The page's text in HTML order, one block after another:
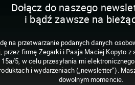
Dołącz do naszego
i bądź zawsze na
na przetwarzanie podanych danych
, przez firmę Zegarki i Pasja Maciej Kopyto z
5, w celu przesyłania mi
i wydarzeniach („newsletter”).
dowolnym momencie.